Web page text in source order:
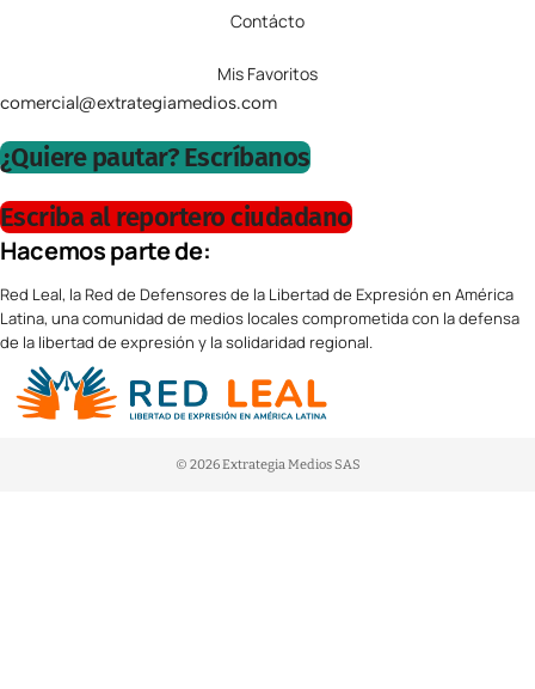
Contácto
Mis Favoritos
comercial@extrategiamedios.com
¿Quiere pautar? Escríbanos
Escriba al reportero ciudadano
Hacemos parte de:
Red Leal, la Red de Defensores de la Libertad de Expresión en América
Latina, una comunidad de medios locales comprometida con la defensa
de la libertad de expresión y la solidaridad regional.
© 2026 Extrategia Medios SAS